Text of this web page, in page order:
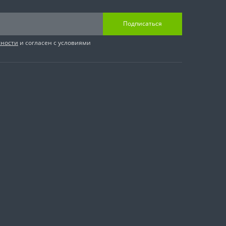
Подписаться
и согласен с условиями